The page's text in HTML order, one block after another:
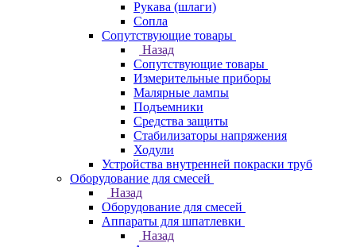
Рукава (шлаги)
Сопла
Сопутствующие товары
Назад
Сопутствующие товары
Измерительные приборы
Малярные лампы
Подъемники
Средства защиты
Стабилизаторы напряжения
Ходули
Устройства внутренней покраски труб
Оборудование для смесей
Назад
Оборудование для смесей
Аппараты для шпатлевки
Назад